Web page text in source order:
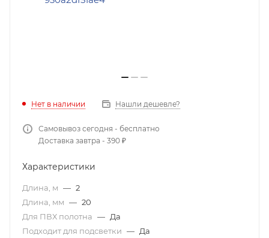
Нет в наличии Нашли дешевле?
Самовывоз сегодня - бесплатно
Доставка завтра - 390 ₽
Характеристики
Длина, м — 2
Длина, мм — 20
Для ПВХ полотна — Да
Подходит для подсветки — Да